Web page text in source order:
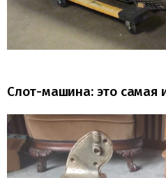
Слот-машина: это самая